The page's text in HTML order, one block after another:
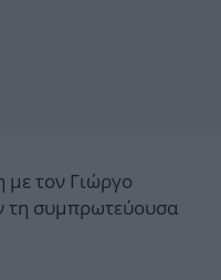
με τον Γιώργο
τη συμπρωτεύουσα